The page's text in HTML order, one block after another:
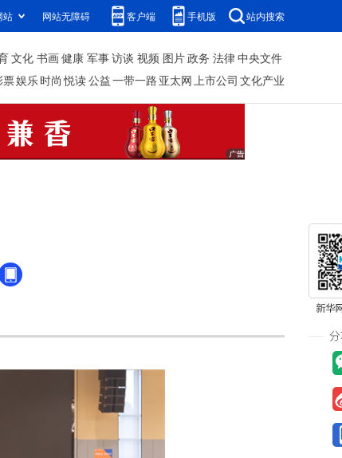
站 网站无障碍 客户端 手机版 站内搜索
文化 书画健康 军事访谈 视频 图片政务 法律中央文件
票娱乐时尚 悦读公益一带一路 亚太网上市公司 文化产业